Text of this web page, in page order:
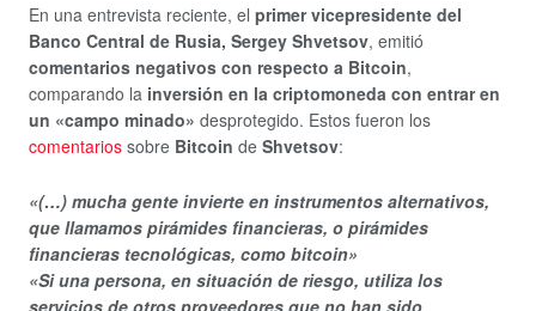
En una entrevista reciente, el primer vicepresidente del
Banco Central de Rusia, Sergey Shvetsov, emitió
comentarios negativos con respecto a Bitcoin,
comparando la inversión en la criptomoneda con entrar en
un «campo minado» desprotegido. Estos fueron los
comentarios sobre Bitcoin de Shvetsov:
«(…) mucha gente invierte en instrumentos alternativos,
que llamamos pirámides financieras, o pirámides
financieras tecnológicas, como bitcoin»
«Si una persona, en situación de riesgo, utiliza los